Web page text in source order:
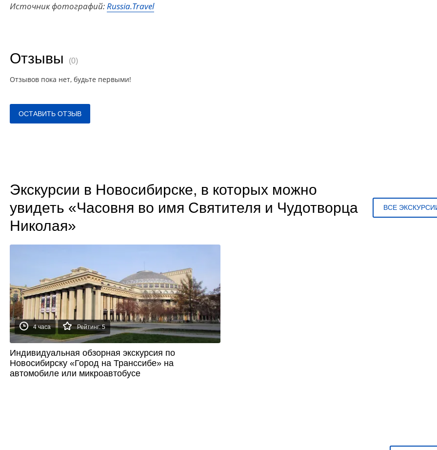
Источник фотографий:Russia.Travel
Отзывы (0)
Отзывов пока нет, будьте первыми!
ОСТАВИТЬ ОТЗЫВ
Экскурсии в Новосибирске, в которых можно
увидеть «Часовня во имя Святителя и Чудотворца
Николая»
ВСЕ
4 часа Рейтинг: 5
Индивидуальная обзорная экскурсия по
Новосибирску «Город на Транссибе» на
автомобиле или микроавтобусе